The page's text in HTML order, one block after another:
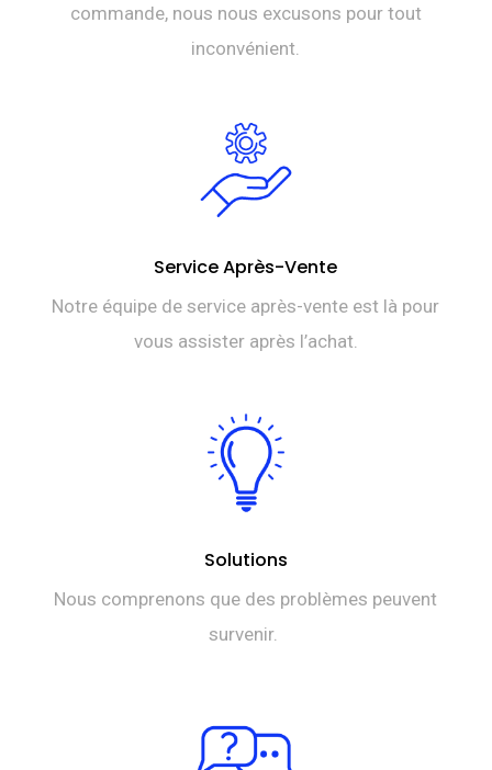
commande, nous nous excusons pour tout
inconvénient.
Service Après-Vente
Notre équipe de service après-vente est là pour
vous assister après l’achat.
Solutions
Nous comprenons que des problèmes peuvent
survenir.